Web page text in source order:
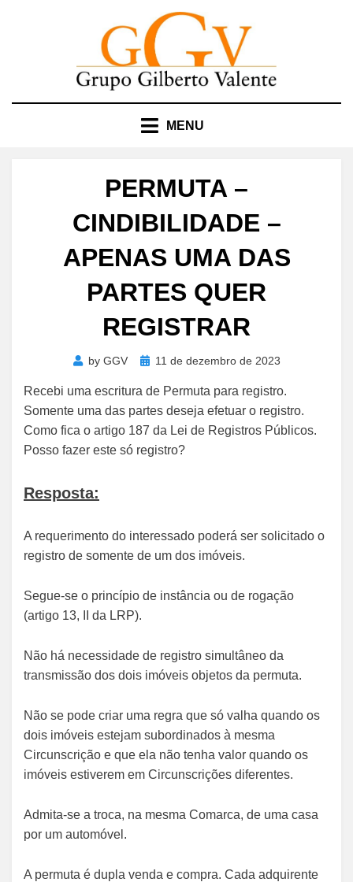
MENU
PERMUTA –
CINDIBILIDADE –
APENAS UMA DAS
PARTES QUER
REGISTRAR
by GGV
Posted11 de dezembro de 2023
Recebi uma escritura de Permuta para registro.
Somente uma das partes deseja efetuar o registro.
Como fica o artigo 187 da Lei de Registros Públicos.
Posso fazer este só registro?
Resposta:
A requerimento do interessado poderá ser solicitado o
registro de somente de um dos imóveis.
Segue-se o princípio de instância ou de rogação
(artigo 13, II da LRP).
Não há necessidade de registro simultâneo da
transmissão dos dois imóveis objetos da permuta.
Não se pode criar uma regra que só valha quando os
dois imóveis estejam subordinados à mesma
Circunscrição e que ela não tenha valor quando os
imóveis estiverem em Circunscrições diferentes.
Admita-se a troca, na mesma Comarca, de uma casa
por um automóvel.
A permuta é dupla venda e compra. Cada adquirente